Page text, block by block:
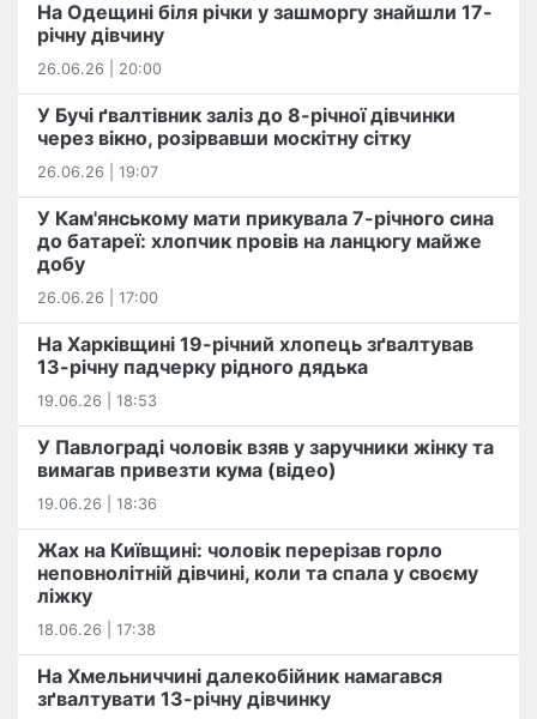
На Одещині біля річки у зашморгу знайшли 17-
річну дівчину
26.06.26 | 20:00
У Бучі ґвалтівник заліз до 8-річної дівчинки
через вікно, розірвавши москітну сітку
26.06.26 | 19:07
У Кам'янському мати прикувала 7-річного сина
до батареї: хлопчик провів на ланцюгу майже
добу
26.06.26 | 17:00
На Харківщині 19-річний хлопець​ ️зґвалтував
13-річну падчерку рідного дядька
19.06.26 | 18:53
У Павлограді чоловік взяв у заручники жінку та
вимагав привезти кума (відео)
19.06.26 | 18:36
Жах на Київщині: чоловік перерізав горло
неповнолітній дівчині, коли та спала у своєму
ліжку
18.06.26 | 17:38
На Хмельниччині далекобійник намагався
зґвалтувати 13-річну дівчинку